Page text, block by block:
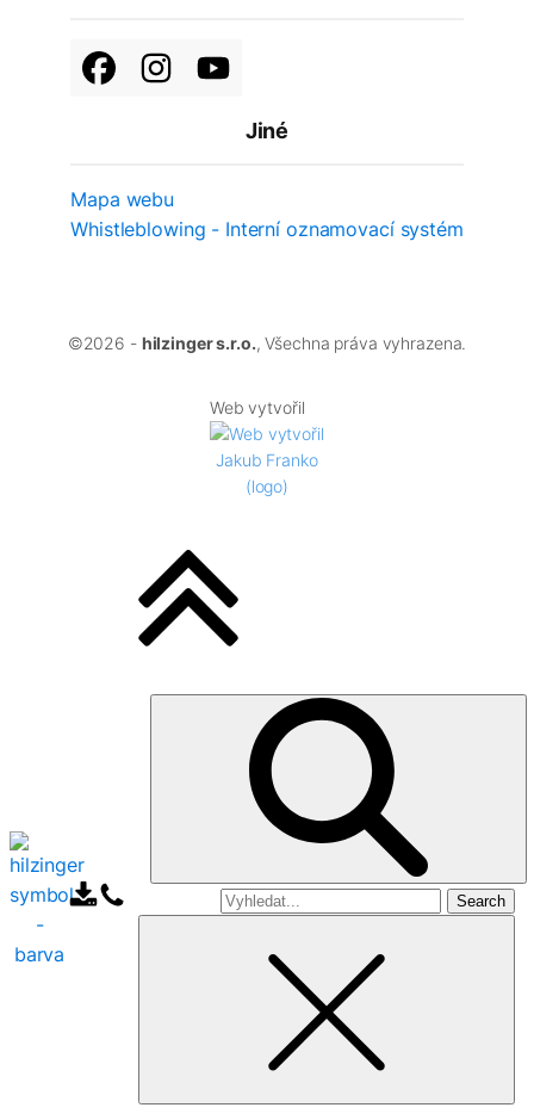
Jiné
Mapa webu
Whistleblowing - Interní oznamovací systém
©2026 - hilzinger s.r.o., Všechna práva vyhrazena.
Web vytvořil
Search